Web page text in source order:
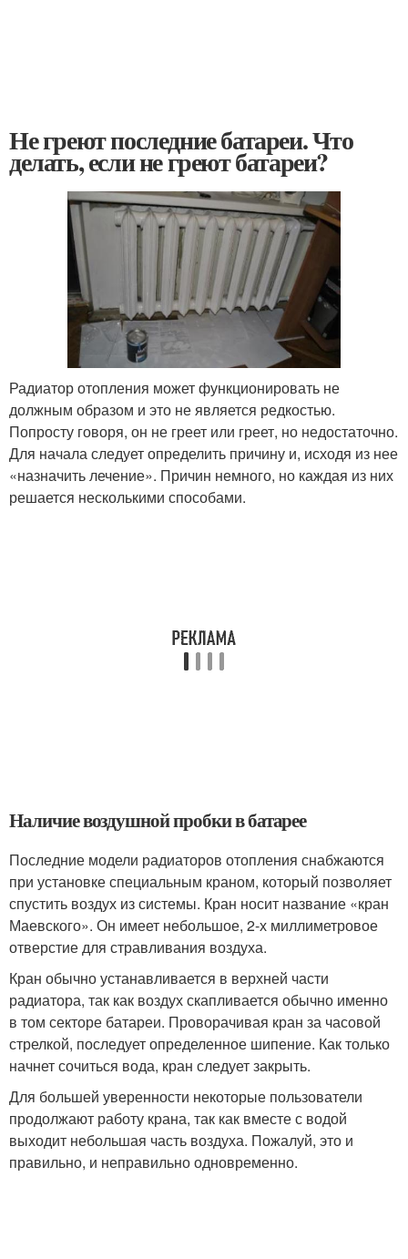
Не греют последние батареи. Что
делать, если не греют батареи?
Радиатор отопления может функционировать не
должным образом и это не является редкостью.
Попросту говоря, он не греет или греет, но недостаточно.
Для начала следует определить причину и, исходя из нее
«назначить лечение». Причин немного, но каждая из них
решается несколькими способами.
Наличие воздушной пробки в батарее
Последние модели радиаторов отопления снабжаются
при установке специальным краном, который позволяет
спустить воздух из системы. Кран носит название «кран
Маевского». Он имеет небольшое, 2-х миллиметровое
отверстие для стравливания воздуха.
Кран обычно устанавливается в верхней части
радиатора, так как воздух скапливается обычно именно
в том секторе батареи. Проворачивая кран за часовой
стрелкой, последует определенное шипение. Как только
начнет сочиться вода, кран следует закрыть.
Для большей уверенности некоторые пользователи
продолжают работу крана, так как вместе с водой
выходит небольшая часть воздуха. Пожалуй, это и
правильно, и неправильно одновременно.